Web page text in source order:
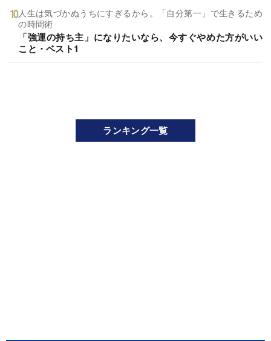
人生は気づかぬうちにすぎるから。「自分第一」で生きるため
の時間術
「強運の持ち主」になりたいなら、今すぐやめた方がいい
こと・ベスト1
ランキング一覧